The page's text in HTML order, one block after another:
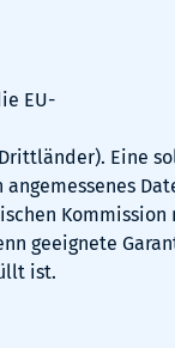
EU-
Eine
geeignete
ist.